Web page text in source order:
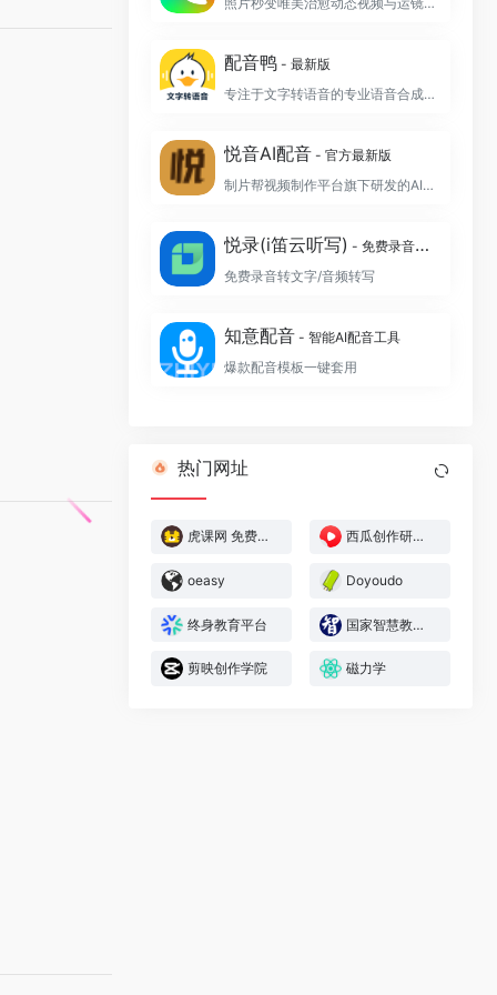
配音鸭 - 最新版
专注于文字转语音的专业语音合成制作软件
悦音AI配音 - 官方最新版
制片帮视频制作平台旗下研发的AI智能配音工具
悦录(i笛云听写) - 免费录音转文字
免费录音转文字/音频转写
知意配音 - 智能AI配音工具
爆款配音模板一键套用
热门网址
虎课网 免费在线视频教程 西瓜创作研究中心(西瓜大学)
oeasy Doyoudo
终身教育平台 国家智慧教育公共服务平台
剪映创作学院 磁力学